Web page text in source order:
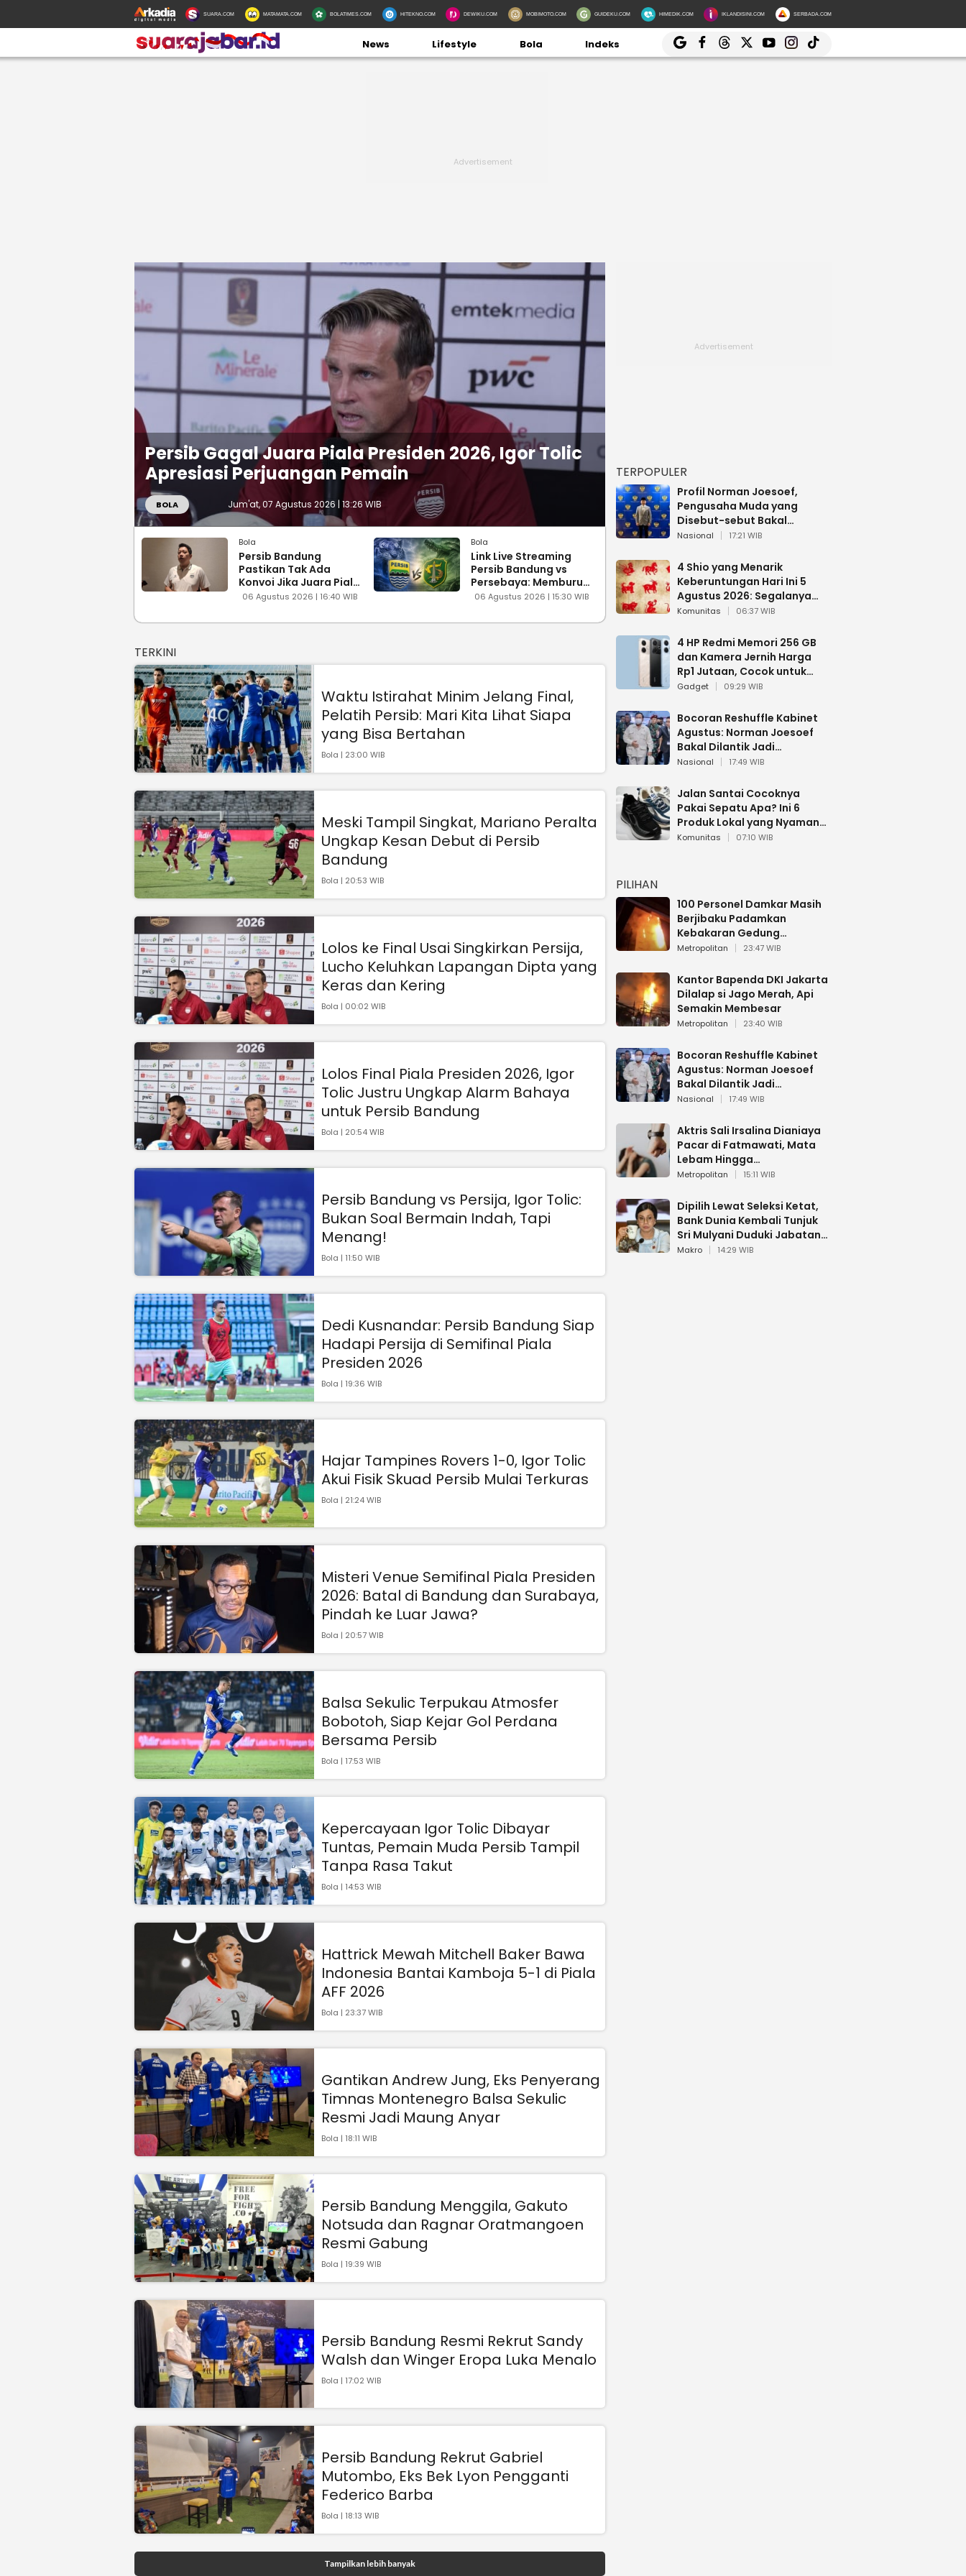
SUARA.COM MATAMATA.COM BOLATIMES.COM HITEKNO.COM DEWIKU.COM MOBIMOTO.COM GUIDEKU.COM HIMEDIK.COM IKLANDISINI.COM SERBADA.COM
News Lifestyle Bola Indeks
BOLA
Persib Gagal Juara Piala Presiden 2026, Igor Tolic
Apresiasi Perjuangan Pemain
Jum'at, 07 Agustus 2026 | 13:26 WIB
Bola
Persib Bandung
Pastikan Tak Ada
Konvoi Jika Juara Piala
Presiden 2026, Fokus
06 Agustus 2026 | 16:40 WIB
Bola
Link Live Streaming
Persib Bandung vs
Persebaya: Memburu
Gelar Juara Pra-Musim!
06 Agustus 2026 | 15:30 WIB
TERKINI
Waktu Istirahat Minim Jelang Final,
Pelatih Persib: Mari Kita Lihat Siapa
yang Bisa Bertahan
Bola | 23:00 WIB
Meski Tampil Singkat, Mariano Peralta
Ungkap Kesan Debut di Persib
Bandung
Bola | 20:53 WIB
Lolos ke Final Usai Singkirkan Persija,
Lucho Keluhkan Lapangan Dipta yang
Keras dan Kering
Bola | 00:02 WIB
Lolos Final Piala Presiden 2026, Igor
Tolic Justru Ungkap Alarm Bahaya
untuk Persib Bandung
Bola | 20:54 WIB
Persib Bandung vs Persija, Igor Tolic:
Bukan Soal Bermain Indah, Tapi
Menang!
Bola | 11:50 WIB
Dedi Kusnandar: Persib Bandung Siap
Hadapi Persija di Semifinal Piala
Presiden 2026
Bola | 19:36 WIB
Hajar Tampines Rovers 1-0, Igor Tolic
Akui Fisik Skuad Persib Mulai Terkuras
Bola | 21:24 WIB
Misteri Venue Semifinal Piala Presiden
2026: Batal di Bandung dan Surabaya,
Pindah ke Luar Jawa?
Bola | 20:57 WIB
Balsa Sekulic Terpukau Atmosfer
Bobotoh, Siap Kejar Gol Perdana
Bersama Persib
Bola | 17:53 WIB
Kepercayaan Igor Tolic Dibayar
Tuntas, Pemain Muda Persib Tampil
Tanpa Rasa Takut
Bola | 14:53 WIB
Hattrick Mewah Mitchell Baker Bawa
Indonesia Bantai Kamboja 5-1 di Piala
AFF 2026
Bola | 23:37 WIB
Gantikan Andrew Jung, Eks Penyerang
Timnas Montenegro Balsa Sekulic
Resmi Jadi Maung Anyar
Bola | 18:11 WIB
Persib Bandung Menggila, Gakuto
Notsuda dan Ragnar Oratmangoen
Resmi Gabung
Bola | 19:39 WIB
Persib Bandung Resmi Rekrut Sandy
Walsh dan Winger Eropa Luka Menalo
Bola | 17:02 WIB
Persib Bandung Rekrut Gabriel
Mutombo, Eks Bek Lyon Pengganti
Federico Barba
Bola | 18:13 WIB
Tampilkan lebih banyak
TERPOPULER
Profil Norman Joesoef,
Pengusaha Muda yang
Disebut-sebut Bakal
Dilantik Jadi Wamenhan RI
Nasional 17:21 WIB
4 Shio yang Menarik
Keberuntungan Hari Ini 5
Agustus 2026: Segalanya
Berjalan Lancar
Komunitas 06:37 WIB
4 HP Redmi Memori 256 GB
dan Kamera Jernih Harga
Rp1 Jutaan, Cocok untuk
Multitasking
Gadget 09:29 WIB
Bocoran Reshuffle Kabinet
Agustus: Norman Joesoef
Bakal Dilantik Jadi
Wamenhan RI
Nasional 17:49 WIB
Jalan Santai Cocoknya
Pakai Sepatu Apa? Ini 6
Produk Lokal yang Nyaman
Buat 17 Agustusan
Komunitas 07:10 WIB
PILIHAN
100 Personel Damkar Masih
Berjibaku Padamkan
Kebakaran Gedung
Bapenda DKI
Metropolitan 23:47 WIB
Kantor Bapenda DKI Jakarta
Dilalap si Jago Merah, Api
Semakin Membesar
Metropolitan 23:40 WIB
Bocoran Reshuffle Kabinet
Agustus: Norman Joesoef
Bakal Dilantik Jadi
Wamenhan RI
Nasional 17:49 WIB
Aktris Sali Irsalina Dianiaya
Pacar di Fatmawati, Mata
Lebam Hingga
Diselamatkan Polantas
Metropolitan 15:11 WIB
Dipilih Lewat Seleksi Ketat,
Bank Dunia Kembali Tunjuk
Sri Mulyani Duduki Jabatan
Strategis
Makro 14:29 WIB